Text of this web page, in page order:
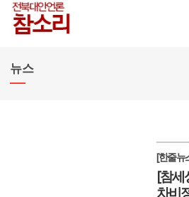
뉴스
[한줄뉴
[참
차비